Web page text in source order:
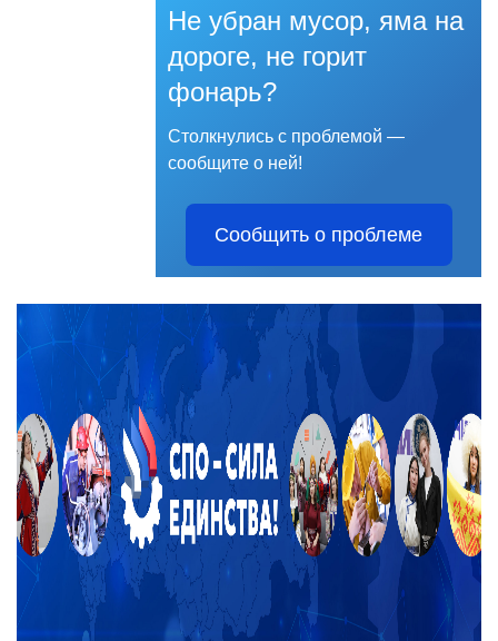
Не убран мусор, яма на
дороге, не горит
фонарь?
Столкнулись с проблемой —
сообщите о ней!
Сообщить о проблеме